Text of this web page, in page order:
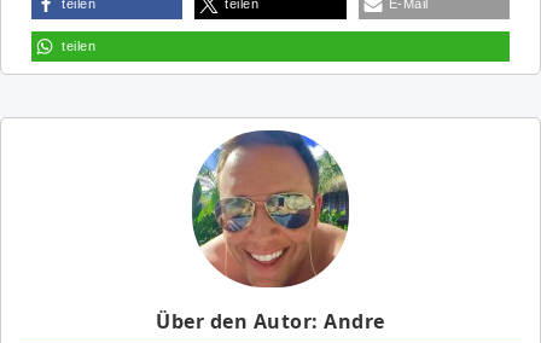
teilen teilen E-Mail
teilen
Über den Autor: Andre